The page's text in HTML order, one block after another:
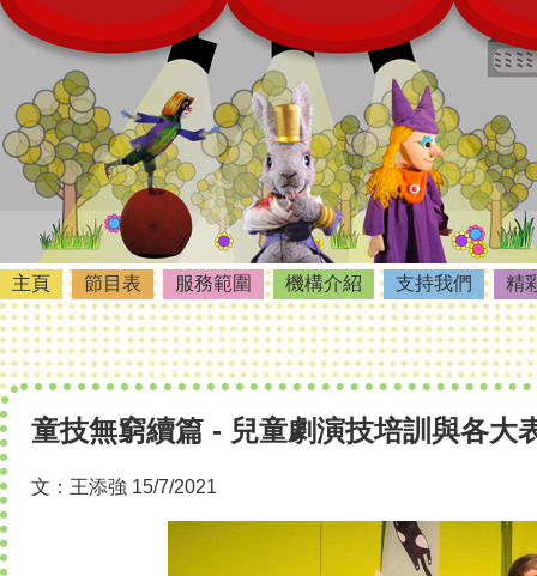
主頁 節目表 服務範圍 機構介紹 支持我們 精
童技無窮續篇 - 兒童劇演技培訓與各大
文：王添強 15/7/2021